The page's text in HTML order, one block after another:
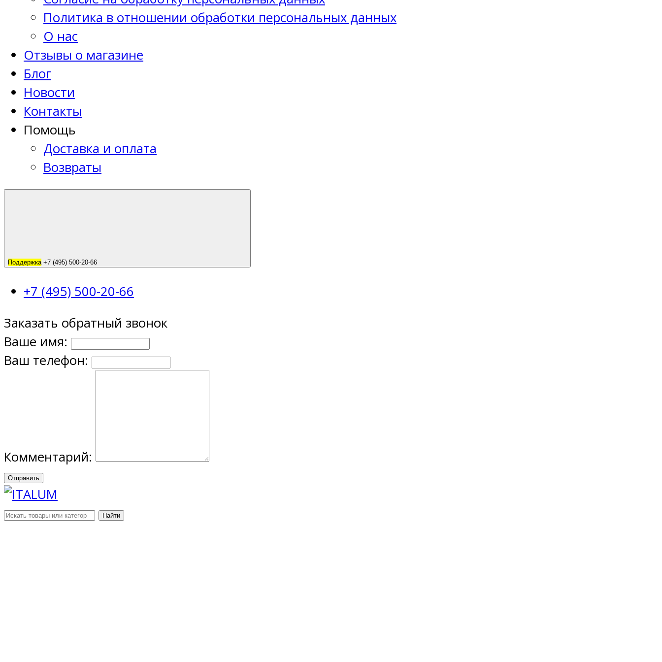
Политика в отношении обработки персональных данных
О нас
Отзывы о магазине
Блог
Новости
Контакты
Помощь
Доставка и оплата
Возвраты
Поддержка+7 (495) 500-20-66
+7 (495) 500-20-66
Заказать обратный звонок
Ваше имя:
Ваш телефон:
Комментарий:
Отправить
Найти